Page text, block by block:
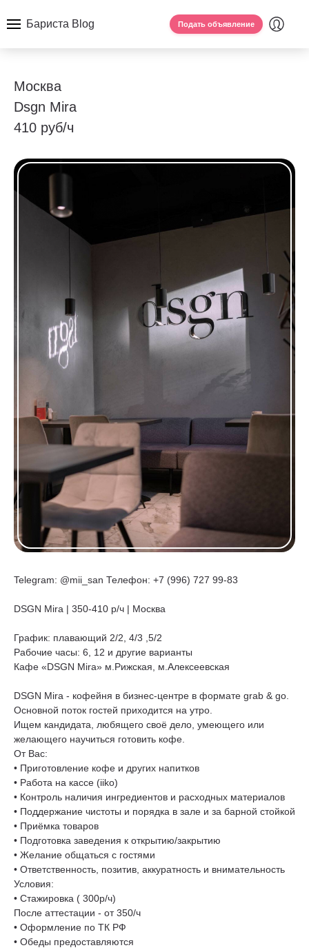
Бариста Blog Подать объявление
Москва
Dsgn Mira
410 руб/ч
Telegram: @mii_san Телефон: +7 (996) 727 99-83
DSGN Mira | 350-410 р/ч | Москва
График: плавающий 2/2, 4/3 ,5/2
Рабочие часы: 6, 12 и другие варианты
Кафе «DSGN Mira» м.Рижская, м.Алексеевская
DSGN Mira - кофейня в бизнес-центре в формате grab & go.
Основной поток гостей приходится на утро.
Ищем кандидата, любящего своё дело, умеющего или
желающего научиться готовить кофе.
От Вас:
• Приготовление кофе и других напитков
• Работа на кассе (iiko)
• Контроль наличия ингредиентов и расходных материалов
• Поддержание чистоты и порядка в зале и за барной стойкой
• Приёмка товаров
• Подготовка заведения к открытию/закрытию
• Желание общаться с гостями
• Ответственность, позитив, аккуратность и внимательность
Условия:
• Стажировка ( 300р/ч)
После аттестации - от 350/ч
• Оформление по ТК РФ
• Обеды предоставляются